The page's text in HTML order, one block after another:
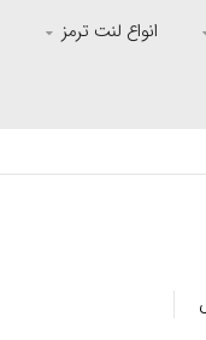
انواع لنت ترمز